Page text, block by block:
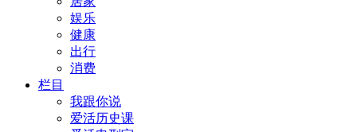
娱乐
健康
出行
消费
栏目
我跟你说
爱活历史课